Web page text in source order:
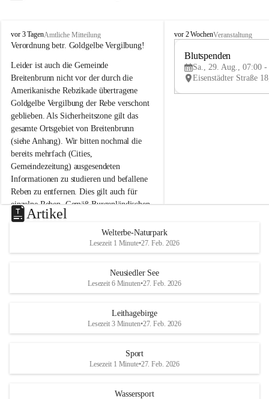
B
r
i
t
e
n
b
r
u
n
n
a
m
N
e
u
s
d
S
vor 3 TagenAmtliche Mitteilung
Verordnung betr. Goldgelbe Vergilbung!
Leider ist auch die Gemeinde
Breitenbrunn nicht vor der durch die
Amerikanische Rebzikade übertragene
Goldgelbe Vergilbung der Rebe verschont
geblieben. Als Sicherheitszone gilt das
gesamte Ortsgebiet von Breitenbrunn
(siehe Anhang). Wir bitten nochmal die
bereits mehrfach (Cities,
Gemeindezeitung) ausgesendeten
Informationen zu studieren und befallene
Reben zu entfernen. Dies gilt auch für
einzelne Reben. Gemäß Burgenländischen
Weinbaugesetz sind nicht gepflegte oder
unzulässige Weingärten zu roden! Bitte
helfen wir zusammen um unsere Winzer
vor den prognostizierten Ernteausfällen
und den daraus folgenden wirtschaftlichen
Maßnahmen zur Bekämpfung
Rebe und der Amerikanischen
Anhang VBl. EU Nr. 18
B
e
u
e
d
r
S
vor 2 WochenVeranstaltung
Blutspenden
Sa., 29. Aug., 07:00 -
Artikel
Welterbe-Naturpark
Lesezeit 1 Minute•27. Feb. 2026
Neusiedler See
Lesezeit 6 Minuten•27. Feb. 2026
Leithagebirge
Lesezeit 3 Minuten•27. Feb. 2026
Sport
Lesezeit 1 Minute•27. Feb. 2026
Wassersport